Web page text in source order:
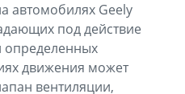
автомобилях Geely
под действие
определенных
движения может
вентиляции,